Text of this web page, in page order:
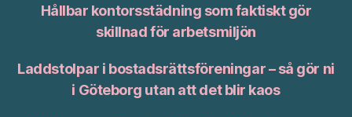
Hållbar kontorsstädning som faktiskt gör
skillnad för arbetsmiljön
Laddstolpar i bostadsrättsföreningar – så gör ni
i Göteborg utan att det blir kaos